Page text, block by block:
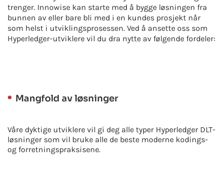
trenger. Innowise kan starte med å bygge løsningen fra
bunnen av eller bare bli med i en kundes prosjekt når
som helst i utviklingsprosessen. Ved å ansette oss som
Hyperledger-utviklere vil du dra nytte av følgende fordeler:
Mangfold av løsninger
Våre dyktige utviklere vil gi deg alle typer Hyperledger DLT-
løsninger som vil bruke alle de beste moderne kodings-
og forretningspraksisene.